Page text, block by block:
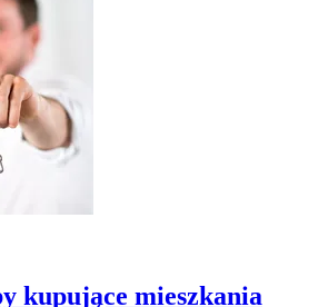
kupujące mieszkania